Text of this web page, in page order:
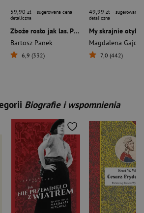
59,90 zł - sugerowana cena
detaliczna
Zboże rosło jak las. Pamięć o pegeerach
Bartosz Panek
6,9 (332)
49,99 zł - sugerowana
detaliczna
My skrajnie otyli
Magdalena Gajda
7,0 (442)
Biografie i wspomnienia